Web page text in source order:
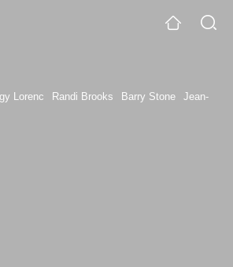
Lorenc Randi Brooks Barry Stone
Jean-